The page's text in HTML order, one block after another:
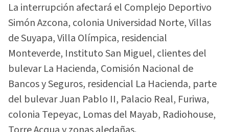
La interrupción afectará el Complejo Deportivo
Simón Azcona, colonia Universidad Norte, Villas
de Suyapa, Villa Olímpica, residencial
Monteverde, Instituto San Miguel, clientes del
bulevar La Hacienda, Comisión Nacional de
Bancos y Seguros, residencial La Hacienda, parte
del bulevar Juan Pablo II, Palacio Real, Furiwa,
colonia Tepeyac, Lomas del Mayab, Radiohouse,